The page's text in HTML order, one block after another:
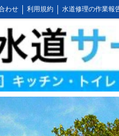
わせ 利用規約 水道修理の作業報
LINEアカウント 会社概要 キッチ